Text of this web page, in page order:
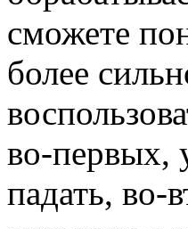
сможете
более
во-первых,
падать, во-